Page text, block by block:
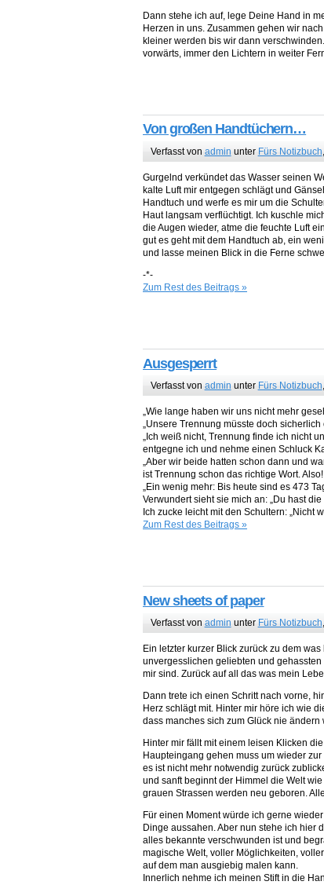
Dann stehe ich auf, lege Deine Hand in
Herzen in uns. Zusammen gehen wir
kleiner werden bis wir dann
vorwärts, immer den Lichtern in weiter
Von großen Handtüchern…
Verfasst von admin unter Fürs Notizbuch,
Gurgelnd verkündet das Wasser seinen
kalte Luft mir entgegen schlägt und
Handtuch und werfe es mir um die
Haut langsam verflüchtigt. Ich kuschle
die Augen wieder, atme die feuchte Luft
gut es geht mit dem Handtuch ab, ein
und lasse meinen Blick in die Ferne
-*-
Zum Rest des Beitrags »
Ausgesperrt
Verfasst von admin unter Fürs Notizbuch,
„Wie lange haben wir uns nicht mehr
„Unsere Trennung müsste doch
„Ich weiß nicht, Trennung finde ich nicht
entgegne ich und nehme einen Schluck
„Aber wir beide hatten schon dann und
ist Trennung schon das richtige Wort.
„Ein wenig mehr: Bis heute sind es 473
Verwundert sieht sie mich an: „Du hast die
Ich zucke leicht mit den Schultern: „Nicht
Zum Rest des Beitrags »
New sheets of paper
Verfasst von admin unter Fürs Notizbuch,
Ein letzter kurzer Blick zurück zu dem
unvergesslichen geliebten und
mir sind. Zurück auf all das was mein
Dann trete ich einen Schritt nach vorne,
Herz schlägt mit. Hinter mir höre ich wie
dass manches sich zum Glück nie ändern
Hinter mir fällt mit einem leisen Klicken
Haupteingang gehen muss um wieder
es ist nicht mehr notwendig zurück
und sanft beginnt der Himmel die Welt
grauen Strassen werden neu geboren.
Für einen Moment würde ich gerne
Dinge aussahen. Aber nun stehe ich hier
alles bekannte verschwunden ist und
magische Welt, voller Möglichkeiten,
auf dem man ausgiebig malen kann.
Innerlich nehme ich meinen Stift in die